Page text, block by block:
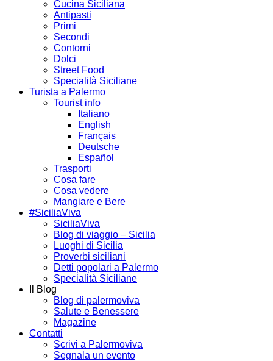
Cucina Siciliana
Antipasti
Primi
Secondi
Contorni
Dolci
Street Food
Specialità Siciliane
Turista a Palermo
Tourist info
Italiano
English
Français
Deutsche
Español
Trasporti
Cosa fare
Cosa vedere
Mangiare e Bere
#SiciliaViva
SiciliaViva
Blog di viaggio – Sicilia
Luoghi di Sicilia
Proverbi siciliani
Detti popolari a Palermo
Specialità Siciliane
Il Blog
Blog di palermoviva
Salute e Benessere
Magazine
Contatti
Scrivi a Palermoviva
Segnala un evento